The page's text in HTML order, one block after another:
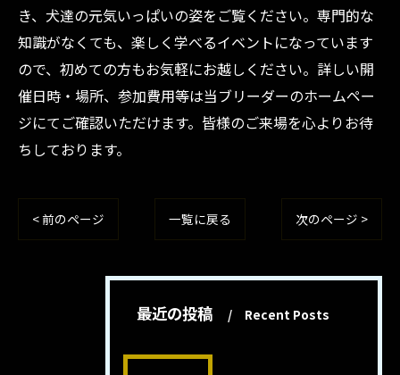
き、犬達の元気いっぱいの姿をご覧ください。専門的な
知識がなくても、楽しく学べるイベントになっています
ので、初めての方もお気軽にお越しください。詳しい開
催日時・場所、参加費用等は当ブリーダーのホームペー
ジにてご確認いただけます。皆様のご来場を心よりお待
ちしております。
< 前のページ 一覧に戻る 次のページ >
最近の投稿 Recent Posts